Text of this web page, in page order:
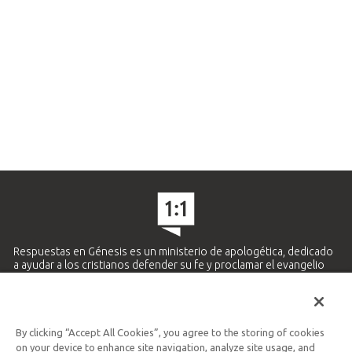
Respuestas en Génesis es un ministerio de apologética, dedicado
a ayudar a los cristianos defender su fe y proclamar el evangelio
Ministerio Hispano y Latinoamericano
By clicking “Accept All Cookies”, you agree to the storing of cookies
on your device to enhance site navigation, analyze site usage, and